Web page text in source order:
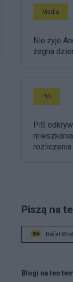
Media
Nie żyje
żegna
PiS
PiS
rozliczenia
Piszą na
Rafał Woś
Blogi na ten